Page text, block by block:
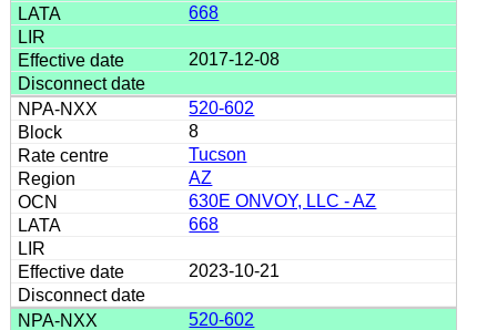
668
2017-12-08
520-602
8
Tucson
AZ
630E ONVOY, LLC - AZ
668
2023-10-21
520-602